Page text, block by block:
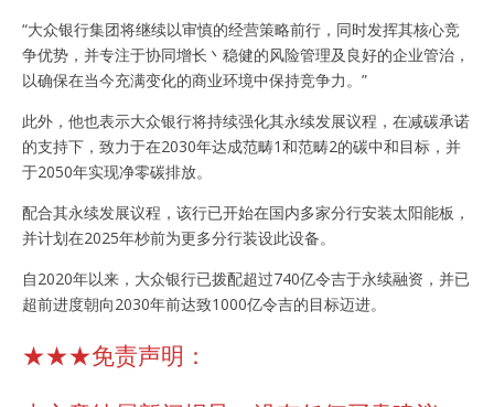
“大众银行集团将继续以审慎的经营策略前行，同时发挥其核心竞
争优势，并专注于协同增长丶稳健的风险管理及良好的企业管治，
以确保在当今充满变化的商业环境中保持竞争力。”
此外，他也表示大众银行将持续强化其永续发展议程，在减碳承诺
的支持下，致力于在2030年达成范畴1和范畴2的碳中和目标，并
于2050年实现净零碳排放。
配合其永续发展议程，该行已开始在国内多家分行安装太阳能板，
并计划在2025年杪前为更多分行装设此设备。
自2020年以来，大众银行已拨配超过740亿令吉于永续融资，并已
超前进度朝向2030年前达致1000亿令吉的目标迈进。
★★★免责声明：